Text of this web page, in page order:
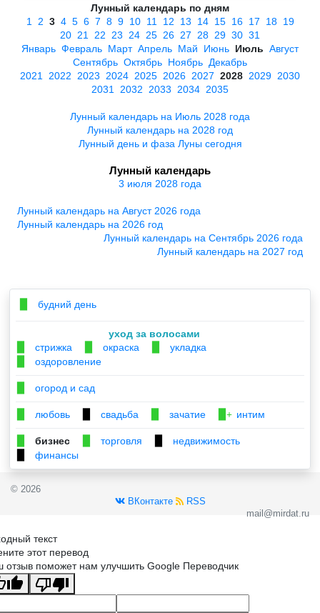
Лунный календарь по дням
1
2 3 4 5 6 7 8 9 10 11 12 13 14 15 16 17 18 19
20 21 22 23 24 25 26 27 28 29 30 31
Январь Февраль Март Апрель Май Июнь Июль Август
Сентябрь Октябрь Ноябрь Декабрь
2021
2022 2023 2024 2025 2026 2027 2028 2029 2030
2031
2032 2033 2034 2035
Лунный календарь на Июль 2028 года
Лунный календарь на 2028 год
Лунный день и фаза Луны сегодня
Лунный календарь
3 июля 2028 года
Лунный календарь на Август 2026 года
Лунный календарь на 2026 год
Лунный календарь на Сентябрь 2026 года
Лунный календарь на 2027 год
будний день
уход за волосами
стрижка окраска укладка
оздоровление
огород и сад
любовь свадьба зачатие ▉+ интим
бизнес торговля недвижимость
финансы
© 2026
ВКонтакте
RSS
mail@mirdat.ru
текст
этот перевод
отзыв поможет нам улучшить Google Переводчик